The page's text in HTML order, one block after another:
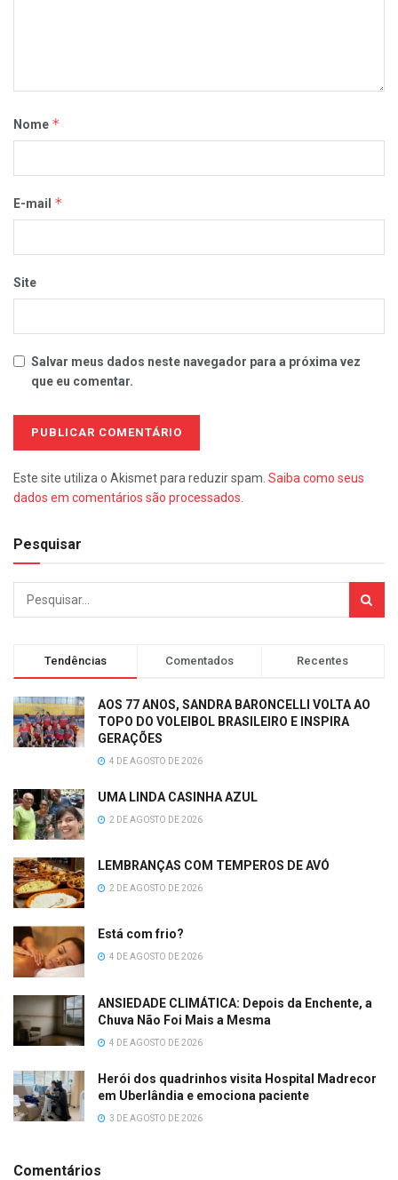
Nome *
E-mail *
Site
Salvar meus dados neste navegador para a próxima vez
que eu comentar.
Este site utiliza o Akismet para reduzir spam. Saiba como seus
dados em comentários são processados
Pesquisar
Tendências Comentados Recentes
AOS 77 ANOS, SANDRA BARONCELLI VOLTA AO
TOPO DO VOLEIBOL BRASILEIRO E INSPIRA
GERAÇÕES
4 DE AGOSTO DE 2026
UMA LINDA CASINHA AZUL
2 DE AGOSTO DE 2026
LEMBRANÇAS COM TEMPEROS DE AVÓ
2 DE AGOSTO DE 2026
Está com frio?
4 DE AGOSTO DE 2026
ANSIEDADE CLIMÁTICA: Depois da Enchente, a
Chuva Não Foi Mais a Mesma
4 DE AGOSTO DE 2026
Herói dos quadrinhos visita Hospital Madrecor
em Uberlândia e emociona paciente
3 DE AGOSTO DE 2026
Comentários